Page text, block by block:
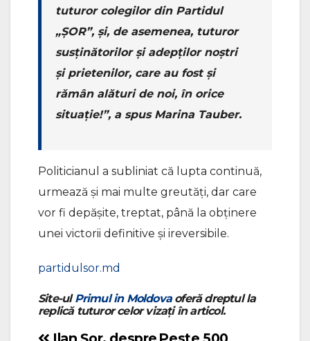
tuturor colegilor din Partidul
„ȘOR”, și, de asemenea, tuturor
susținătorilor și adepților noștri
și prietenilor, care au fost și
rămân alături de noi, în orice
situație!”, a spus Marina Tauber.
Politicianul a subliniat că lupta continuă,
urmează și mai multe greutăți, dar care
vor fi depășite, treptat, până la obținere
unei victorii definitive și ireversibile.
partidulsor.md
Site-ulPrimul in Moldovaoferă dreptul la
replică tuturor celor vizați în articol.